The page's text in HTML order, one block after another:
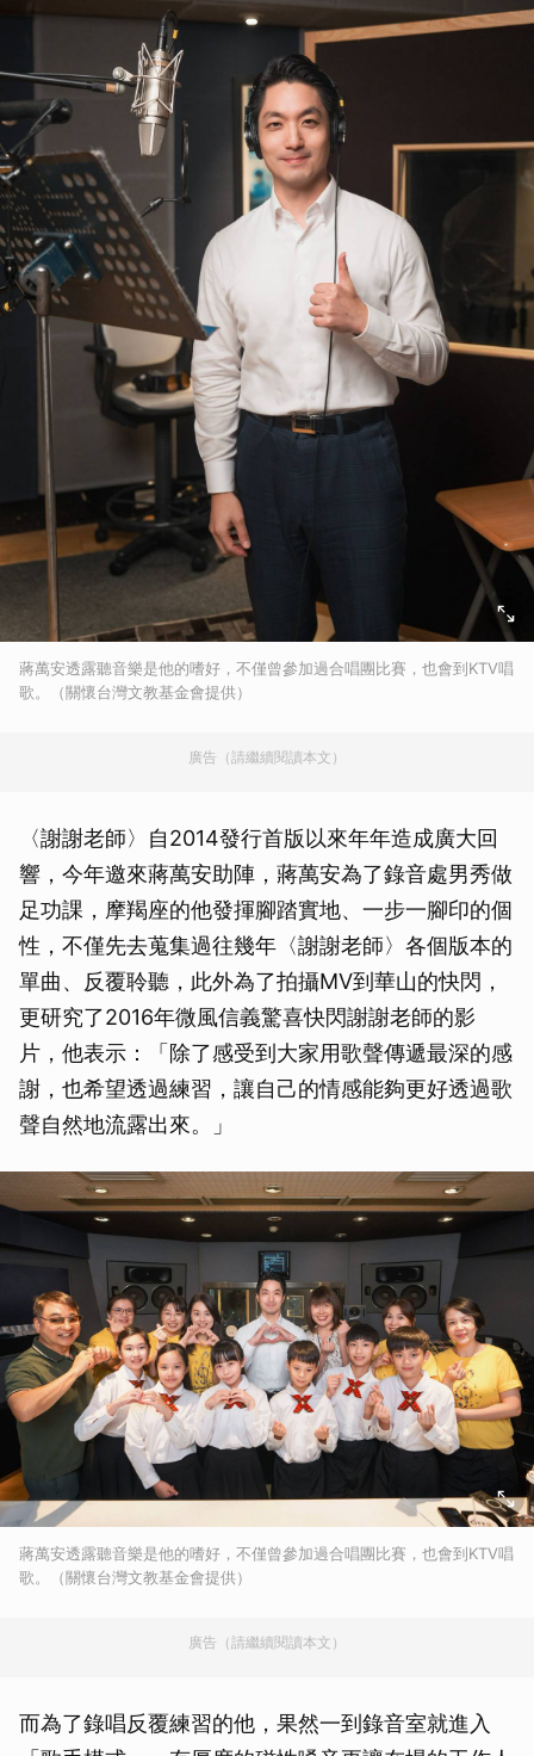
蔣萬安透露聽音樂是他的嗜好，不僅曾參加過合唱團比賽，也會到KTV唱
歌。（關懷台灣文教基金會提供）
廣告（請繼續閱讀本文）
〈謝謝老師〉自2014發行首版以來年年造成廣大回
響，今年邀來蔣萬安助陣，蔣萬安為了錄音處男秀做
足功課，摩羯座的他發揮腳踏實地、一步一腳印的個
性，不僅先去蒐集過往幾年〈謝謝老師〉各個版本的
單曲、反覆聆聽，此外為了拍攝MV到華山的快閃，
更研究了2016年微風信義驚喜快閃謝謝老師的影
片，他表示：「除了感受到大家用歌聲傳遞最深的感
謝，也希望透過練習，讓自己的情感能夠更好透過歌
聲自然地流露出來。」
蔣萬安透露聽音樂是他的嗜好，不僅曾參加過合唱團比賽，也會到KTV唱
歌。（關懷台灣文教基金會提供）
廣告（請繼續閱讀本文）
而為了錄唱反覆練習的他，果然一到錄音室就進入